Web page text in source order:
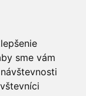
sme vám